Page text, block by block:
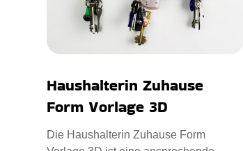
Haushalterin Zuhause
Form Vorlage 3D
Die Haushalterin Zuhause Form